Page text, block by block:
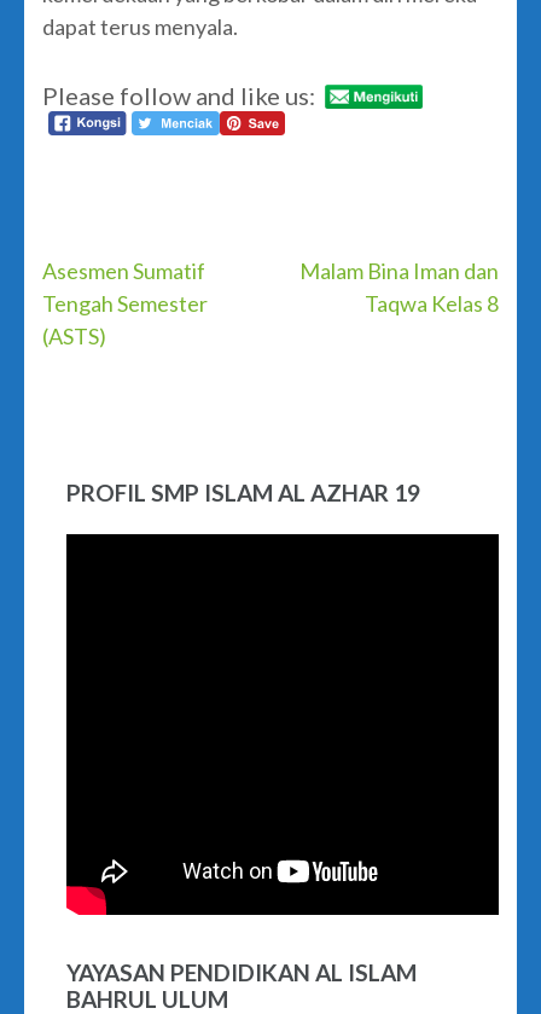
dapat terus menyala.
Please follow and like us:
Post
navigation
Asesmen Sumatif
Tengah Semester
(ASTS)
Malam Bina Iman dan
Taqwa Kelas 8
PROFIL SMP ISLAM AL AZHAR 19
YAYASAN PENDIDIKAN AL ISLAM
BAHRUL ULUM